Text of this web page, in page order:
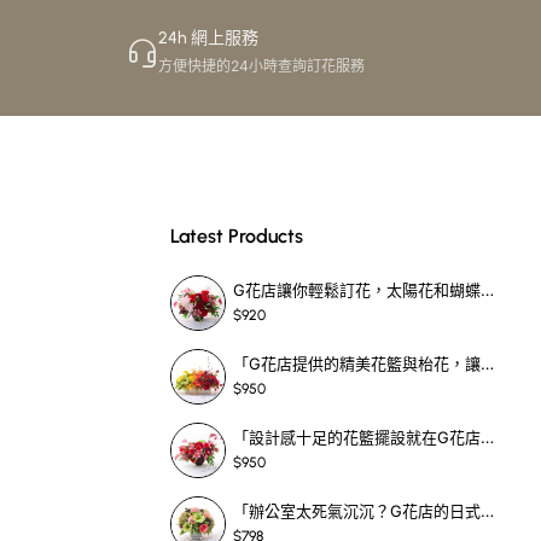
24h 網上服務
方便快捷的24小時查詢訂花服務
Latest Products
G花店讓你輕鬆訂花，太陽花和蝴蝶蘭花籃，適合每個重要時刻！-SF390
$920
「G花店提供的精美花籃與枱花，讓重要場合更顯祝賀與喜悅，適合各種用場！」-SF398
$950
「設計感十足的花籃擺設就在G花店！馬蹄蘭、袋鼠爪、罌粟花，為你的重大場合增光添彩！」-SF209
$950
「辦公室太死氣沉沉？G花店的日式花籃和定製枱花，為你帶來新鮮感！」-SF465
$798